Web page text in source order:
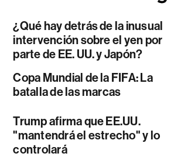
¿Qué hay detrás de la inusual
intervención sobre el yen por
parte de EE. UU. y Japón?
Copa Mundial de la FIFA: La
batalla de las marcas
Trump afirma que EE.UU.
"mantendrá el estrecho" y lo
controlará